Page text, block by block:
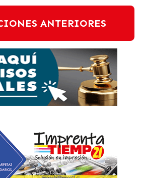
ANTERIORES